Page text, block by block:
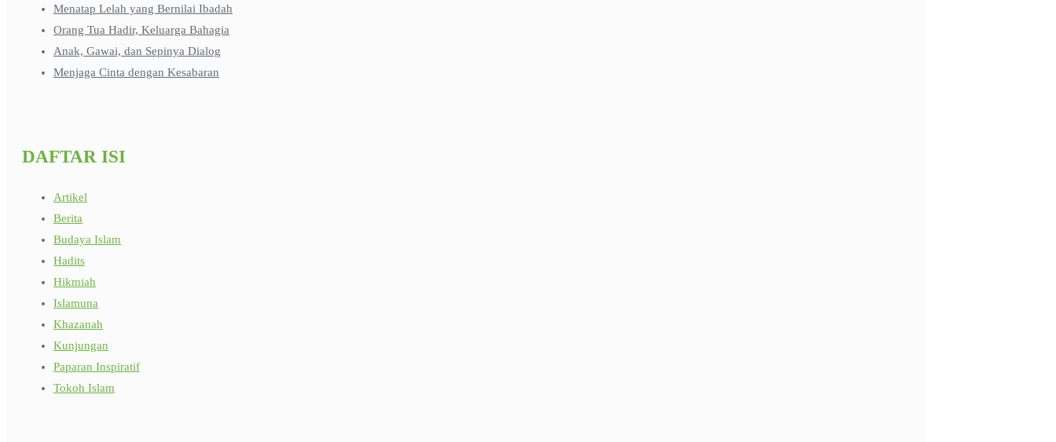
Menatap Lelah yang Bernilai Ibadah
Orang Tua Hadir, Keluarga Bahagia
Anak, Gawai, dan Sepinya Dialog
Menjaga Cinta dengan Kesabaran
DAFTAR ISI
Artikel
Berita
Budaya Islam
Hadits
Hikmiah
Islamuna
Khazanah
Kunjungan
Paparan Inspiratif
Tokoh Islam